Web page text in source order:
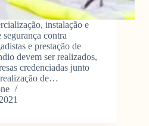
instalação e
segurança contra
e prestação de
devem ser realizados,
credenciadas junto
de…